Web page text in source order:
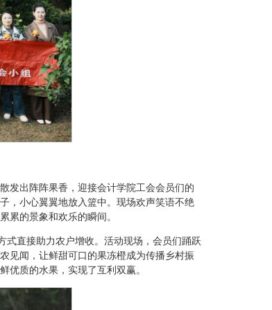
发出阵阵果香，迎接会计学院工会会员们的
，小心翼翼地放入篮中。现场欢声笑语不绝
累的景象和欢乐的瞬间。
式直接助力农户增收。活动现场，会员们踊跃
见闻，让鲜甜可口的果冻橙成为传播乡村振
优质的水果，实现了互利双赢。